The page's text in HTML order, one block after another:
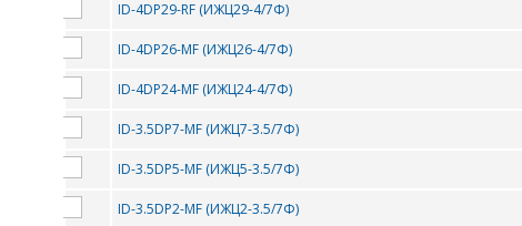
ID-4DP29-RF (ИЖЦ29-4/7Ф)
ID-4DP26-MF (ИЖЦ26-4/7Ф)
ID-4DP24-MF (ИЖЦ24-4/7Ф)
ID-3.5DP7-MF (ИЖЦ7-3.5/7Ф)
ID-3.5DP5-MF (ИЖЦ5-3.5/7Ф)
ID-3.5DP2-MF (ИЖЦ2-3.5/7Ф)